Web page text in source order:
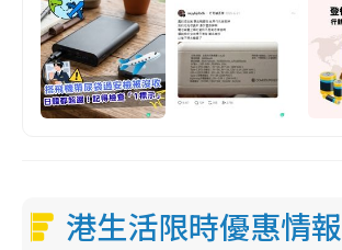
港生活限時優惠情報